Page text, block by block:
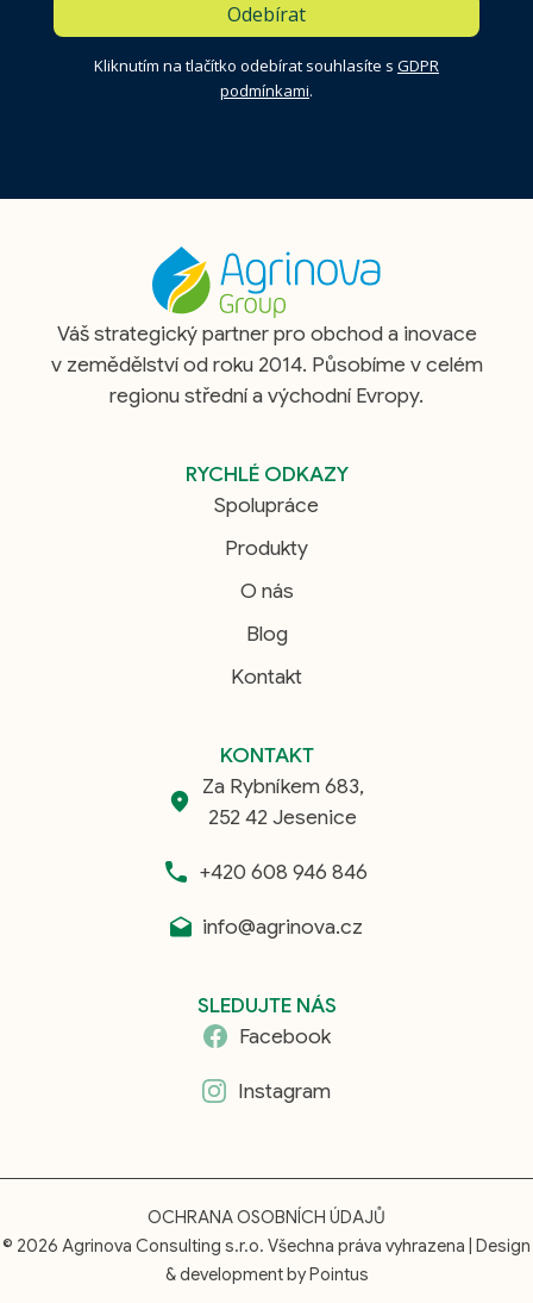
Odebírat
Kliknutím na tlačítko odebírat souhlasíte s GDPR
podmínkami.
Váš strategický partner pro obchod a inovace
v zemědělství od roku 2014. Působíme v celém
regionu střední a východní Evropy.
RYCHLÉ ODKAZY
Spolupráce
Produkty
O nás
Blog
Kontakt
KONTAKT
Za Rybníkem 683,
252 42 Jesenice
+420 608 946 846
info@agrinova.cz
SLEDUJTE NÁS
Facebook
Instagram
OCHRANA OSOBNÍCH ÚDAJŮ
© 2026 Agrinova Consulting s.r.o. Všechna práva vyhrazena | Design
& development by Pointus